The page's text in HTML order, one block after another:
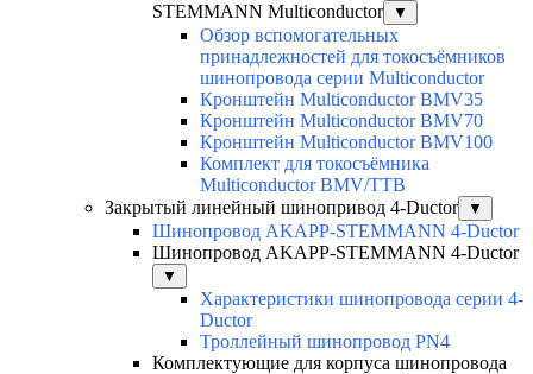
STEMMANN Multiconductor
▼
Обзор вспомогательных
принадлежностей для токосъёмников
шинопровода серии Multiconductor
Кронштейн Multiconductor BMV35
Кронштейн Multiconductor BMV70
Кронштейн Multiconductor BMV100
Комплект для токосъёмника
Multiconductor BMV/TTB
Закрытый линейный шинопривод 4-Ductor
▼
Шинопровод AKAPP-STEMMANN 4-Ductor
Шинопровод AKAPP-STEMMANN 4-Ductor
▼
Характеристики шинопровода серии 4-
Ductor
Троллейный шинопровод PN4
Комплектующие для корпуса шинопровода